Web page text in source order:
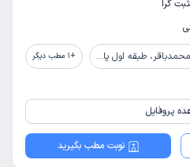
گرا
اول پاساژ کوثر، کلینک خانواده مهر +
1 مطب دیگر
پروفایل
نوبت مطب بگیرید